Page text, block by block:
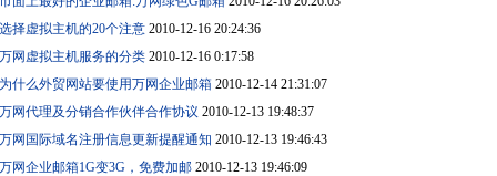
选择虚拟主机的20个注意 2010-12-16 20:24:36
万网虚拟主机服务的分类 2010-12-16 0:17:58
为什么外贸网站要使用万网企业邮箱 2010-12-14 21:31:07
万网代理及分销合作伙伴合作协议 2010-12-13 19:48:37
万网国际域名注册信息更新提醒通知 2010-12-13 19:46:43
万网企业邮箱1G变3G，免费加邮 2010-12-13 19:46:09